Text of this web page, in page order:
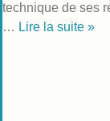
technique de ses
… Lire la suite »